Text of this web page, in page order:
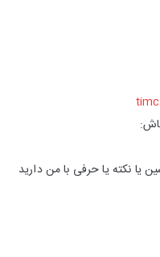
یا نکته یا حرفی با من دارید